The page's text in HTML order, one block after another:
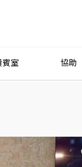
賓室 協助